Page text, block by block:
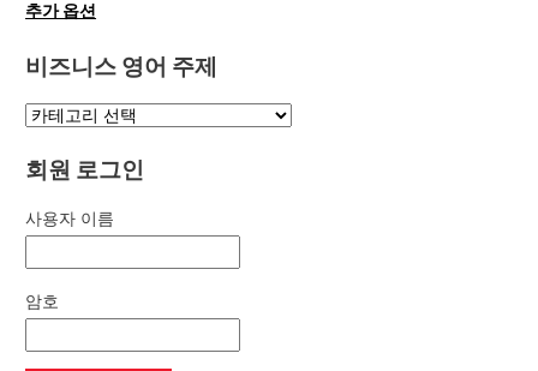
추가 옵션
비즈니스 영어 주제
회원 로그인
사용자 이름
암호